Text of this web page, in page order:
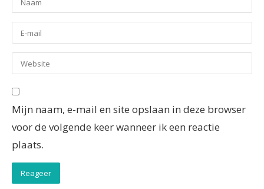
Mijn naam, e-mail en site opslaan in deze browser
voor de volgende keer wanneer ik een reactie
plaats.